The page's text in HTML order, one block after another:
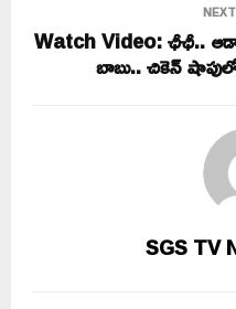
Watch Video: ఛీఛీ..
బాబు.. చికెన్ షాపులో
SGS TV